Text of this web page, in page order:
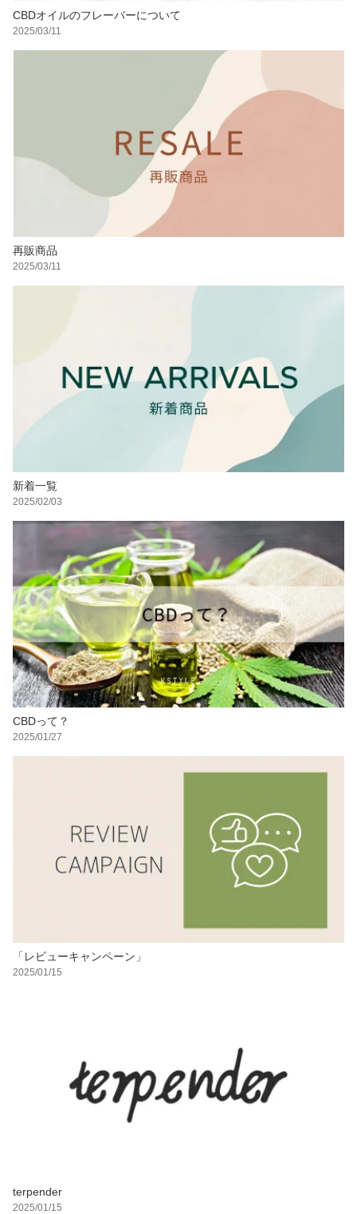
CBDオイルのフレーバーについて
2025/03/11
再販商品
2025/03/11
新着一覧
2025/02/03
CBDって？
2025/01/27
「レビューキャンペーン」
2025/01/15
terpender
2025/01/15